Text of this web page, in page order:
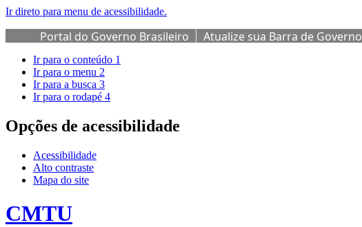
Ir direto para menu de acessibilidade.
Portal do Governo Brasileiro Atualize sua Barra de Governo
Ir para o conteúdo 1
Ir para o menu 2
Ir para a busca 3
Ir para o rodapé 4
Opções de acessibilidade
Acessibilidade
Alto contraste
Mapa do site
CMTU